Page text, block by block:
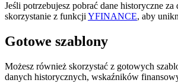
Jeśli potrzebujesz pobrać dane historyczne za
skorzystanie z funkcjiYFINANCE, aby
Gotowe szablony
Możesz również skorzystać z gotowych
danych historycznych, wskaźników